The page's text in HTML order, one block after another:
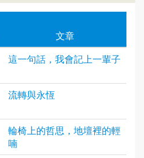
文章
這一句話，我會記上一輩子
流轉與永恆
輪椅上的哲思，地壇裡的輕
喃